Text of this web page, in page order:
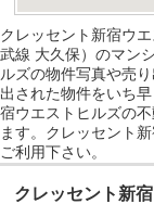
クレッセント新宿ウ
武線 大久保）のマン
ルズの物件写真や売
出された物件をいち
宿ウエストヒルズの
ます。クレッセント
ご利用下さい。
クレッセント新